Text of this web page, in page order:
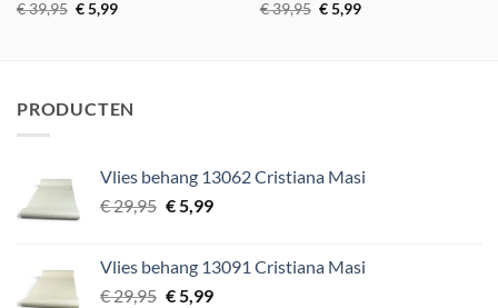
€39,95 Oorspronkelijke
prijs
€5,99Huidige
€39,95 Oorspronkelijke
prijs
€5,99Huidige
PRODUCTEN
Vlies behang 13062 Cristiana Masi
€29,95 Oorspronkelijke
€ 29,95.
€5,99Huidige
€ 5,99.
Vlies behang 13091 Cristiana Masi
€29,95 Oorspronkelijke
€5,99Huidige